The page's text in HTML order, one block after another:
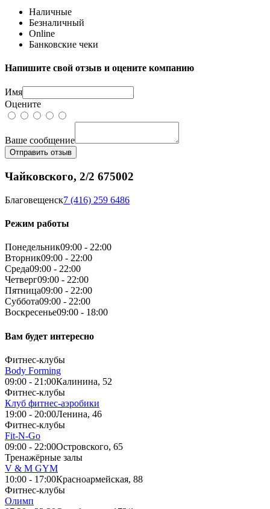
Наличные
Безналичный
Online
Банковские чеки
Напишите свой отзыв и оцените компанию
Имя
Оцените
Ваше сообщение
Отправить отзыв
Чайковского, 2/2 675002
Благовещенск7 (416) 259 6486
Режим работы
Понедельник09:00 - 22:00
Вторник09:00 - 22:00
Среда09:00 - 22:00
Четверг09:00 - 22:00
Пятница09:00 - 22:00
Суббота09:00 - 22:00
Воскресенье09:00 - 18:00
Вам будет интересно
Фитнес-клубы
Body Forming
09:00 - 21:00Калинина, 52
Фитнес-клубы
Клуб фитнес-аэробики
19:00 - 20:00Ленина, 46
Фитнес-клубы
Fit-N-Go
09:00 - 22:00Островского, 65
Тренажёрные залы
V & M GYM
10:00 - 17:00Красноармейская, 88
Фитнес-клубы
Олимп